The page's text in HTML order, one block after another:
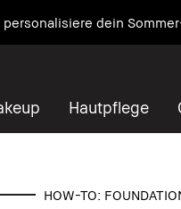
dein
Hautpflege
HOW-TO: